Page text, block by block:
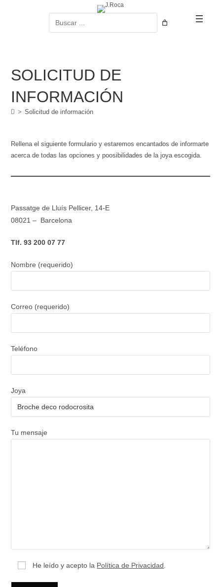
SOLICITUD DE
INFORMACIÓN
> Solicitud de información
Rellena el siguiente formulario y estaremos encantados de informarte
acerca de todas las opciones y poosibilidades de la joya escogida.
Passatge de Lluís Pellicer, 14-E
08021 – Barcelona
Tlf. 93 200 07 77
Nombre (requerido)
Correo (requerido)
Teléfono
Joya
Tu mensaje
He leído y acepto la Política de Privacidad